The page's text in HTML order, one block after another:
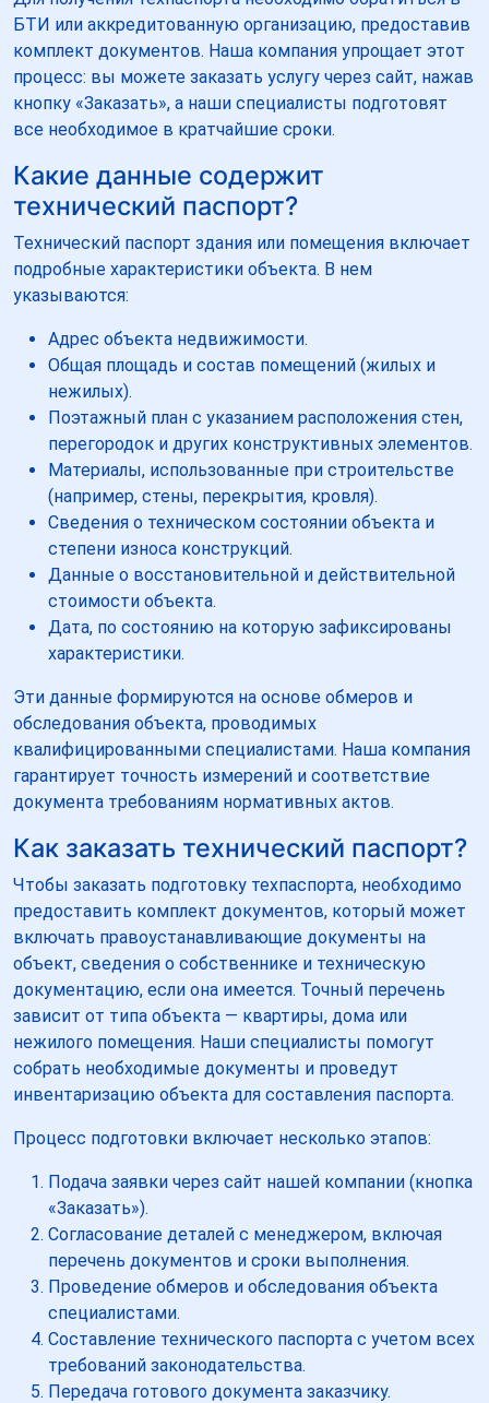
БТИ или аккредитованную организацию, предоставив
комплект документов. Наша компания упрощает этот
процесс: вы можете заказать услугу через сайт, нажав
кнопку «Заказать», а наши специалисты подготовят
все необходимое в кратчайшие сроки.
Какие данные содержит
технический паспорт?
Технический паспорт здания или помещения включает
подробные характеристики объекта. В нем
указываются:
Адрес объекта недвижимости.
Общая площадь и состав помещений (жилых и
нежилых).
Поэтажный план с указанием расположения стен,
перегородок и других конструктивных элементов.
Материалы, использованные при строительстве
(например, стены, перекрытия, кровля).
Сведения о техническом состоянии объекта и
степени износа конструкций.
Данные о восстановительной и действительной
стоимости объекта.
Дата, по состоянию на которую зафиксированы
характеристики.
Эти данные формируются на основе обмеров и
обследования объекта, проводимых
квалифицированными специалистами. Наша компания
гарантирует точность измерений и соответствие
документа требованиям нормативных актов.
Как заказать технический паспорт?
Чтобы заказать подготовку техпаспорта, необходимо
предоставить комплект документов, который может
включать правоустанавливающие документы на
объект, сведения о собственнике и техническую
документацию, если она имеется. Точный перечень
зависит от типа объекта — квартиры, дома или
нежилого помещения. Наши специалисты помогут
собрать необходимые документы и проведут
инвентаризацию объекта для составления паспорта.
Процесс подготовки включает несколько этапов:
Подача заявки через сайт нашей компании (кнопка
«Заказать»).
Согласование деталей с менеджером, включая
перечень документов и сроки выполнения.
Проведение обмеров и обследования объекта
специалистами.
Составление технического паспорта с учетом всех
требований законодательства.
Передача готового документа заказчику.